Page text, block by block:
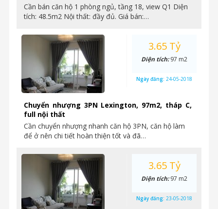
Cần bán căn hộ 1 phòng ngủ, tầng 18, view Q1 Diện
tích: 48.5m2 Nội thất: đầy đủ. Giá bán:…
Chuyển nhượng 3PN Lexington, 97m2, tháp C,
full nội thất
Cần chuyển nhượng nhanh căn hộ 3PN, căn hộ làm
để ở nên chi tiết hoàn thiện tốt và đã…
3.65 Tỷ
Diện tích:97 m2
Ngày đăng: 24-05-2018
3.65 Tỷ
Diện tích:97 m2
Ngày đăng: 23-05-2018